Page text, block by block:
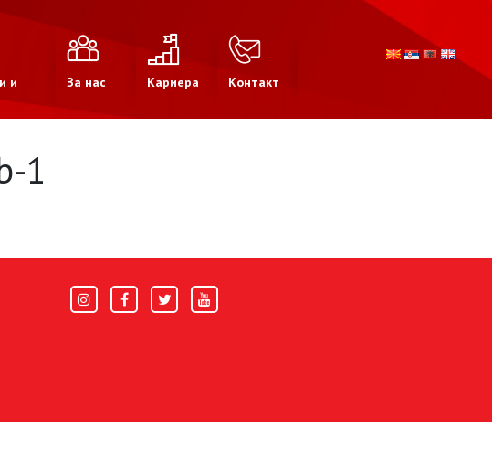
и
За нас Кариера Контакт
1